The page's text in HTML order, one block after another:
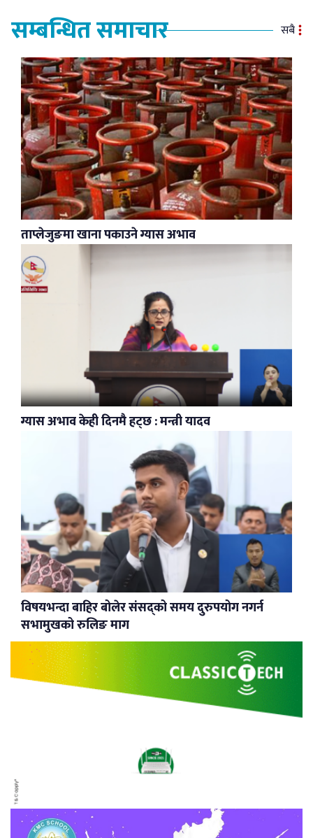
सम्बन्धित समाचार सबै
ताप्लेजुङमा खाना पकाउने ग्यास अभाव
ग्यास अभाव केही दिनमै हट्छ : मन्त्री यादव
विषयभन्दा बाहिर बोलेर संसद्को समय दुरुपयोग नगर्न
सभामुखको रुलिङ माग